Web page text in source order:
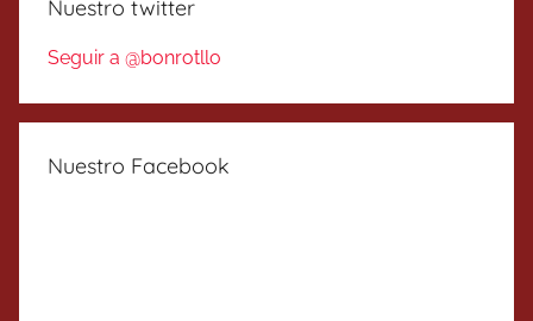
Nuestro twitter
Seguir a @bonrotllo
Nuestro Facebook